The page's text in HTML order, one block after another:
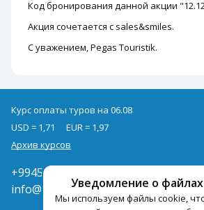
Код бронирования данной акции
Акция сочетается с sales&smiles.
С уважением, Pegas Touristik.
Уведомление о
Мы используем файлы cookie,
Курс оплаты туров на 06.08
USD = 1,71
EUR = 1,97
Архив курсов
+994502285435
info@pegast.az